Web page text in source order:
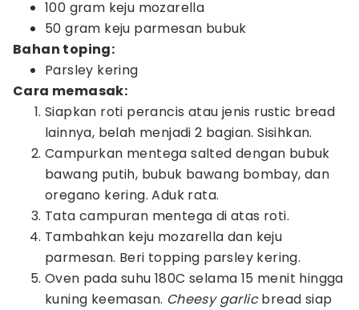
100 gram keju mozarella
50 gram keju parmesan bubuk
Bahan toping:
Parsley kering
Cara memasak:
Siapkan roti perancis atau jenis rustic bread
lainnya, belah menjadi 2 bagian. Sisihkan.
Campurkan mentega salted dengan bubuk
bawang putih, bubuk bawang bombay, dan
oregano kering. Aduk rata.
Tata campuran mentega di atas roti.
Tambahkan keju mozarella dan keju
parmesan. Beri topping parsley kering.
Oven pada suhu 180C selama 15 menit hingga
kuning keemasan. Cheesy garlicbread siap